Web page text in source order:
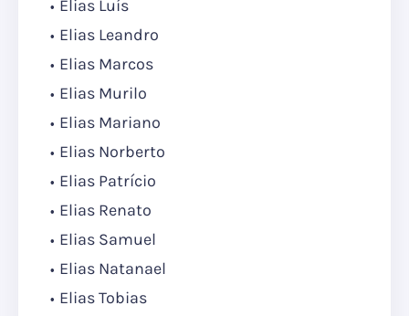
Elias Luís
Elias Leandro
Elias Marcos
Elias Murilo
Elias Mariano
Elias Norberto
Elias Patrício
Elias Renato
Elias Samuel
Elias Natanael
Elias Tobias